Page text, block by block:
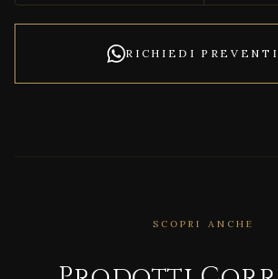
RICHIEDI
SCOPRI ANCHE
UNIO